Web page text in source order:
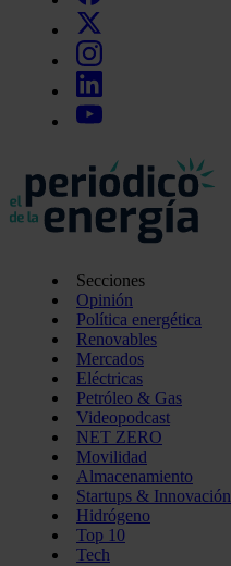
Secciones
Opinión
Política energética
Renovables
Mercados
Eléctricas
Petróleo & Gas
Videopodcast
NET ZERO
Movilidad
Almacenamiento
Startups & Innovación
Hidrógeno
Top 10
Tech